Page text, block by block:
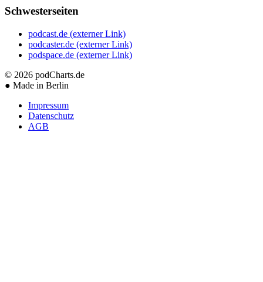
Schwesterseiten
podcast.de (externer Link)
podcaster.de (externer Link)
podspace.de (externer Link)
© 2026 podCharts.de
● Made in Berlin
Impressum
Datenschutz
AGB